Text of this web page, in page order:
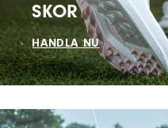
SKOR
HANDLA NU